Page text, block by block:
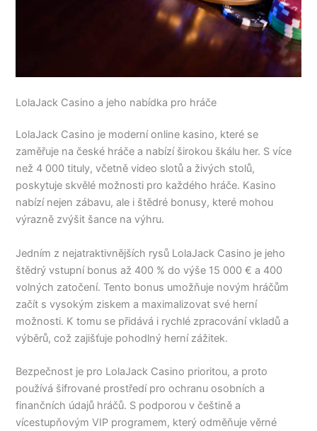
LolaJack Casino a jeho nabídka pro hráče
LolaJack Casino je moderní online kasino, které se
zaměřuje na české hráče a nabízí širokou škálu her. S více
než 4 000 tituly, včetně video slotů a živých stolů,
poskytuje skvělé možnosti pro každého hráče. Kasino
nabízí nejen zábavu, ale i štědré bonusy, které mohou
výrazně zvýšit šance na výhru.
Jedním z nejatraktivnějších rysů LolaJack Casino je jeho
štědrý vstupní bonus až 400 % do výše 15 000 € a 400
volných zatočení. Tento bonus umožňuje novým hráčům
začít s vysokým ziskem a maximalizovat své herní
možnosti. K tomu se přidává i rychlé zpracování vkladů a
výběrů, což zajišťuje pohodlný herní zážitek.
Bezpečnost je pro LolaJack Casino prioritou, a proto
používá šifrované prostředí pro ochranu osobních a
finančních údajů hráčů. S podporou v češtině a
vícestupňovým VIP programem, který odměňuje věrné